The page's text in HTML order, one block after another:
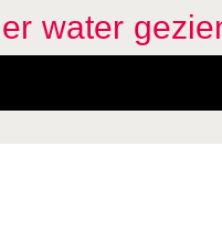
water